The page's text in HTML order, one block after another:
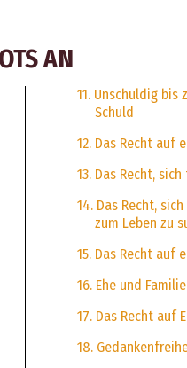
AN
11. Unschuldig bis
Schuld
12. Das Recht auf
13. Das Recht,
14. Das Recht,
zum Leben zu
15. Das Recht auf
16. Ehe und Familie
17. Das Recht auf
18.